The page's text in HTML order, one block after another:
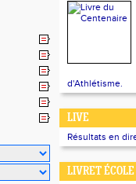
d'Athlétisme.
LIVE
Résultats en
LIVRET